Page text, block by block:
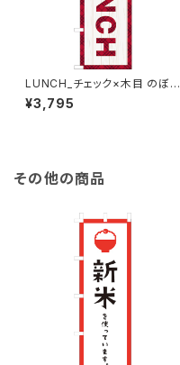
LUNCH_チェック×木目 のぼり
旗
¥3,795
その他の商品